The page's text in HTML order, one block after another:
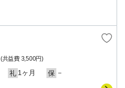
(共益費 3,500円)
礼 1ヶ月 保 －